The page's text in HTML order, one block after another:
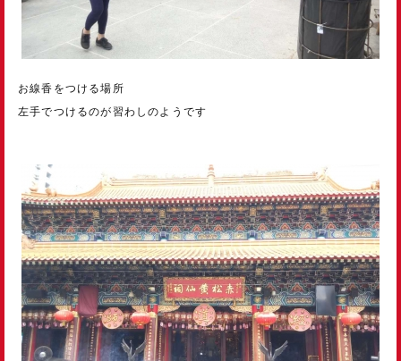
お線香をつける場所
左手でつけるのが習わしのようです